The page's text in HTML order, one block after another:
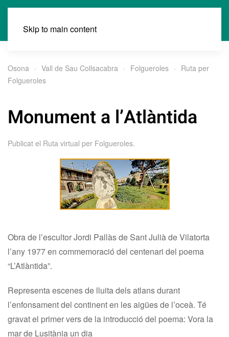
Skip to main content
Osona Vall de Sau Collsacabra Folgueroles
Ruta per
Folgueroles
Monument a l’Atlàntida
Publicat el Ruta virtual per Folgueroles.
Obra de l’escultor Jordi Pallàs de Sant Julià de Vilatorta
l’any 1977 en commemoració del centenari del poema
“L’Atlàntida”.
Representa escenes de lluita dels atlans durant
l’enfonsament del continent en les aigües de l’oceà. Té
gravat el primer vers de la introducció del poema: Vora la
mar de Lusitània un dia